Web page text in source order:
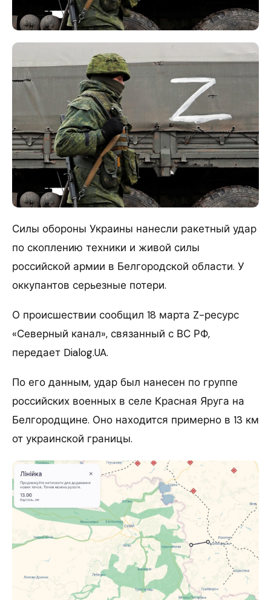
Силы обороны Украины нанесли ракетный удар
по скоплению техники и живой силы
российской армии в Белгородской области. У
оккупантов серьезные потери.
О происшествии сообщил 18 марта Z-ресурс
«Северный канал», связанный с ВС РФ,
передает Dialog.UA.
По его данным, удар был нанесен по группе
российских военных в селе Красная Яруга на
Белгородщине. Оно находится примерно в 13 км
от украинской границы.